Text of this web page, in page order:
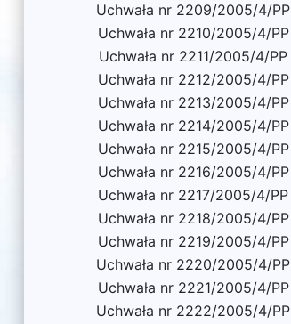
Uchwała nr 2209/2005/4/PP
Uchwała nr 2210/2005/4/PP
Uchwała nr 2211/2005/4/PP
Uchwała nr 2212/2005/4/PP
Uchwała nr 2213/2005/4/PP
Uchwała nr 2214/2005/4/PP
Uchwała nr 2215/2005/4/PP
Uchwała nr 2216/2005/4/PP
Uchwała nr 2217/2005/4/PP
Uchwała nr 2218/2005/4/PP
Uchwała nr 2219/2005/4/PP
Uchwała nr 2220/2005/4/PP
Uchwała nr 2221/2005/4/PP
Uchwała nr 2222/2005/4/PP